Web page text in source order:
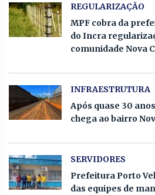
REGULARIZAÇÃO
MPF cobra da
do Incra
comunidade Nova
INFRAESTRUTURA
Após quase 30
chega ao bairro
SERVIDORES
Prefeitura Porto
das equipes de